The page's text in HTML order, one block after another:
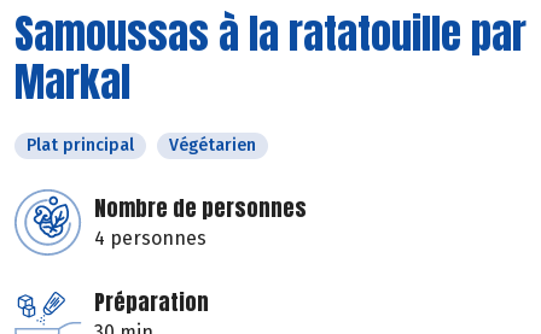
Samoussas à la ratatouille par
Markal
Plat principal Végétarien
Nombre de personnes
4 personnes
Préparation